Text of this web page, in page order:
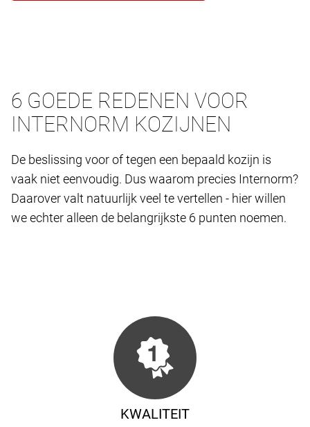
6 GOEDE REDENEN VOOR
INTERNORM KOZIJNEN
De beslissing voor of tegen een bepaald kozijn is
vaak niet eenvoudig. Dus waarom precies Internorm?
Daarover valt natuurlijk veel te vertellen - hier willen
we echter alleen de belangrijkste 6 punten noemen.
KWALITEIT